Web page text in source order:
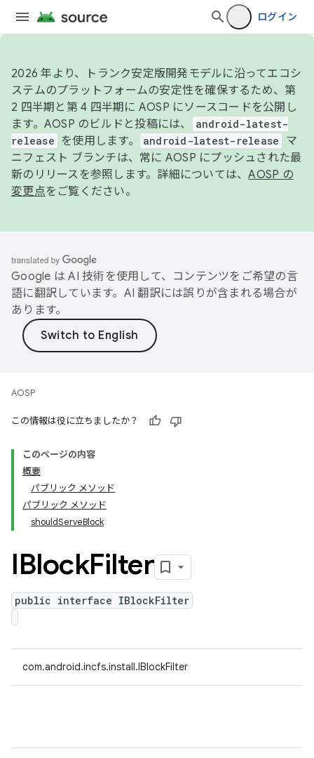
ログイン
2026 年より、トランク安定版開発モデルに沿ってエコシ
ステムのプラットフォームの安定性を確保するため、第
2 四半期と第 4 四半期に AOSP にソースコードを公開し
ます。AOSP のビルドと投稿には、
android-latest-
release
を使用します。 android-latest-release
マ
ニフェスト ブランチは、常に AOSP にプッシュされた最
新のリリースを参照します。詳細については、AOSP の
変更点をご覧ください。
Google は AI 技術を使用して、コンテンツをご希望の言
語に翻訳しています。AI 翻訳には誤りが含まれる場合が
あります。
AOSP
この情報は役に立ちましたか？
このページの内容
概要
パブリック メソッド
パブリック メソッド
shouldServeBlock
IBlockFilter
public interface IBlockFilter
com.android.incfs.install.IBlockFilter